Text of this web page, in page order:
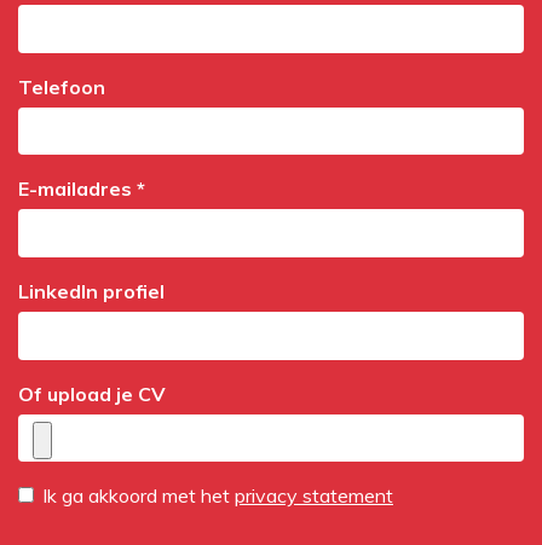
Telefoon
E-mailadres *
LinkedIn profiel
Of upload je CV
Ik ga akkoord met het privacy statement